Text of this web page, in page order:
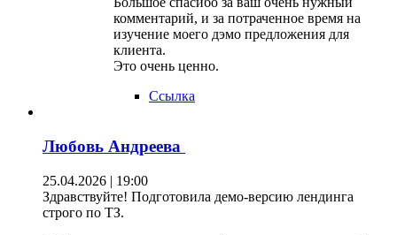
комментарий, и за потраченное время на
изучение моего дэмо предложения для
клиента.
Это очень ценно.
Ссылка
Любовь Андреева
25.04.2026 | 19:00
Здравствуйте! Подготовила демо-версию лендинга
строго по ТЗ.